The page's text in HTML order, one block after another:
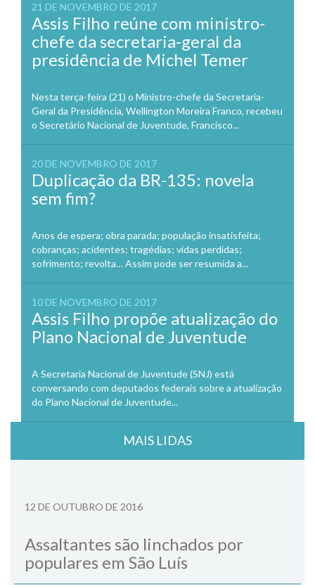
21 DE NOVEMBRO DE 2017
Assis Filho reúne com ministro-
chefe da secretaria-geral da
presidência de Michel Temer
Nesta terça-feira (21) o Ministro-chefe da Secretaria-
Geral da Presidência, Wellington Moreira Franco, recebeu
o Secretário Nacional de Juventude, Francisco...
20 DE NOVEMBRO DE 2017
Duplicação da BR-135: novela
sem fim?
Anos de espera; obra parada; população insatisfeita;
cobranças; acidentes; tragédias; vidas perdidas;
sofrimento; revolta… Assim pode ser resumida a...
10 DE NOVEMBRO DE 2017
Assis Filho propõe atualização do
Plano Nacional de Juventude
A Secretaria Nacional de Juventude (SNJ) está
conversando com deputados federais sobre a atualização
do Plano Nacional de Juventude...
MAIS LIDAS
12 DE OUTUBRO DE 2016
Assaltantes são linchados por
populares em São Luís